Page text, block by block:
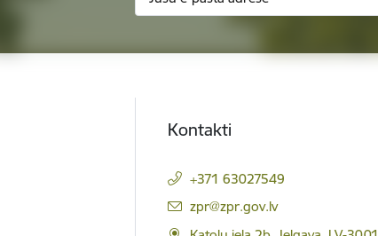
Kontakti
+371 63027549
E-pasts:
zpr@zpr.gov.lv